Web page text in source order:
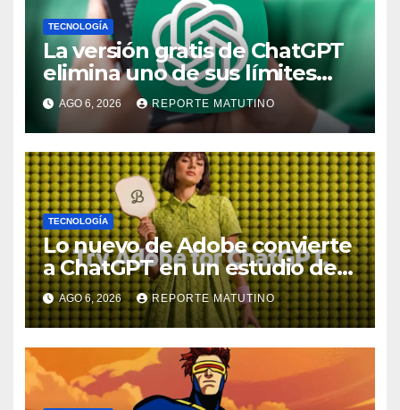
TECNOLOGÍA
La versión gratis de ChatGPT
elimina uno de sus límites
más pedidos y ahora es más
útil
AGO 6, 2026 REPORTE MATUTINO
TECNOLOGÍA
Lo nuevo de Adobe convierte
a ChatGPT en un estudio de
diseño con Photoshop,
Premiere y otras aplicaciones
creativas
AGO 6, 2026 REPORTE MATUTINO